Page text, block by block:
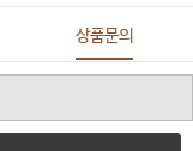
상품문의